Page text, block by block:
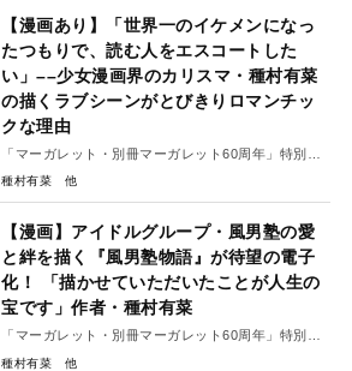
【漫画あり】「世界一のイケメンになっ
たつもりで、読む人をエスコートした
い」––少女漫画界のカリスマ・種村有菜
の描くラブシーンがとびきりロマンチッ
クな理由
「マーガレット・別冊マーガレット60周年」特別イ
ンタビュー#5（後編）
種村有菜
【漫画】アイドルグループ・風男塾の愛
と絆を描く『風男塾物語』が待望の電子
化！ 「描かせていただいたことが人生の
宝です」作者・種村有菜
「マーガレット・別冊マーガレット60周年」特別イ
ンタビュー#5（前編）
種村有菜